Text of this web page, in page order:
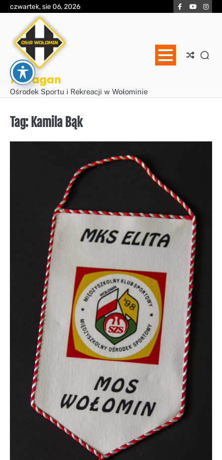
Skip
content
czwartek, sie 06, 2026 Facebook
YouTube
Huragan
Ośrodek Sportu i Rekreacji w Wołominie
Tag: Kamila Bąk